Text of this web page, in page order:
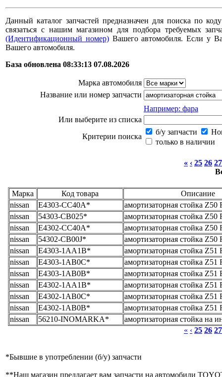
Данный каталог запчастей предназначен для поиска по
связаться с нашим магазином для подбора требуемых
(Идентификационный номер)Вашего автомобиля. Если у
Вашего автомобиля.
База обновлена 08:33:13 07.08.2026
Марка автомобиля
Название или номер запчасти
Например: фара
Или выберите из списка
Критерии поиска
б/у запчасти
только в наличии
« ‹ 25 26 27
Марка Код товара
Описание
nissan
E4303-CC40A*
амортизаторная стойка Z50
nissan
54303-CB025*
амортизаторная стойка Z50
nissan
E4302-CC40A*
амортизаторная стойка Z50
nissan
54302-CB00J*
амортизаторная стойка Z50
nissan
E4303-1AA1B*
амортизаторная стойка Z51
nissan
E4303-1AB0C*
амортизаторная стойка Z51
nissan
E4303-1AB0B*
амортизаторная стойка Z51
nissan
E4302-1AA1B*
амортизаторная стойка Z51
nissan
E4302-1AB0C*
амортизаторная стойка Z51
nissan
E4302-1AB0B*
амортизаторная стойка Z51
nissan
56210-INOMARKA*
амортизаторная стойка на
« ‹ 25 26 27
*Бывшие в употреблении (б/y) запчасти
**Наш магазин предлагает вам запчасти на автомобили